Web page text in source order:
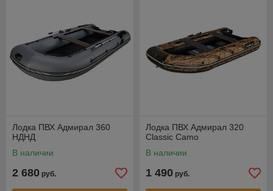
Лодка ПВХ Адмирал 360
НДНД
В наличии
2 680 руб.
Лодка ПВХ Адмирал 320
Classic Camo
В наличии
1 490 руб.